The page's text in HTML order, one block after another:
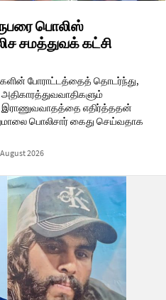
பொலிஸ்
சமத்துவக் கட்சி
போராட்டத்தைத் தொடர்ந்து,
இராணுவவாதத்தை எதிர்த்ததன்
பொலிசார் கைது செய்வதாக
2026